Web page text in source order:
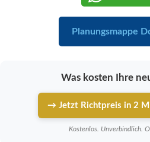
Planungsmappe
Was kosten Ihre
→ Jetzt Richtpreis in 2
Kostenlos. Unverbindlich.